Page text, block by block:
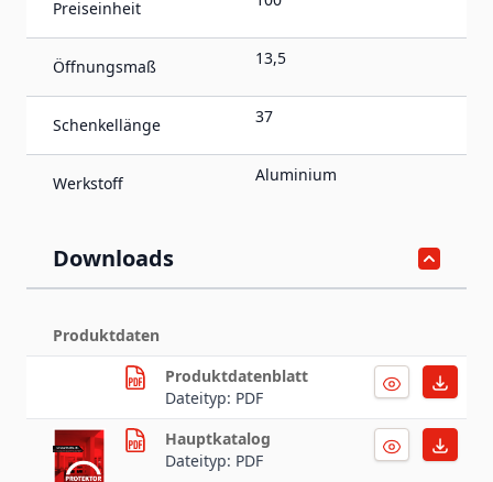
Preiseinheit
Öffnungsmaß 13,5
Schenkellänge 37
Werkstoff Aluminium
Downloads
Produktdaten
Produktdatenblatt
Dateityp: PDF
Hauptkatalog
Dateityp: PDF